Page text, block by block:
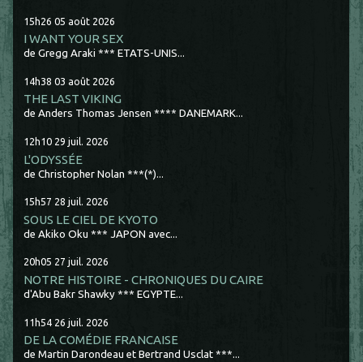
15h26 05 août 2026
I WANT YOUR SEX
de Gregg Araki *** ETATS-UNIS...
14h38 03 août 2026
THE LAST VIKING
de Anders Thomas Jensen **** DANEMARK...
12h10 29 juil. 2026
L'ODYSSÉE
de Christopher Nolan ***(*)...
15h57 28 juil. 2026
SOUS LE CIEL DE KYOTO
de Akiko Oku *** JAPON avec...
20h05 27 juil. 2026
NOTRE HISTOIRE - CHRONIQUES DU CAIRE
d'Abu Bakr Shawky *** EGYPTE...
11h54 26 juil. 2026
DE LA COMÉDIE FRANCAISE
de Martin Darondeau et Bertrand Usclat ***...